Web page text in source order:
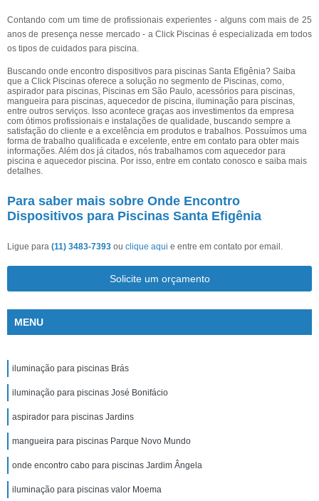
Contando com um time de profissionais experientes - alguns com mais de 25
anos de presença nesse mercado - a Click Piscinas é especializada em todos
os tipos de cuidados para piscina.
Buscando onde encontro dispositivos para piscinas Santa Efigênia? Saiba
que a Click Piscinas oferece a solução no segmento de Piscinas, como,
aspirador para piscinas, Piscinas em São Paulo, acessórios para piscinas,
mangueira para piscinas, aquecedor de piscina, iluminação para piscinas,
entre outros serviços. Isso acontece graças aos investimentos da empresa
com ótimos profissionais e instalações de qualidade, buscando sempre a
satisfação do cliente e a excelência em produtos e trabalhos. Possuímos uma
forma de trabalho qualificada e excelente, entre em contato para obter mais
informações. Além dos já citados, nós trabalhamos com aquecedor para
piscina e aquecedor piscina. Por isso, entre em contato conosco e saiba mais
detalhes.
Para saber mais sobre Onde Encontro
Dispositivos para Piscinas Santa Efigênia
Ligue para (11) 3483-7393 ou clique aqui e entre em contato por email.
Solicite um orçamento
MENU
iluminação para piscinas Brás
iluminação para piscinas José Bonifácio
aspirador para piscinas Jardins
mangueira para piscinas Parque Novo Mundo
onde encontro cabo para piscinas Jardim Ângela
iluminação para piscinas valor Moema